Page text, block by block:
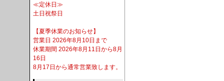
≪定休日≫
土日祝祭日
【夏季休業のお知らせ】
営業日 2026年8月10日まで
休業期間 2026年8月11日から8月
16日
8月17日から通常営業致します。